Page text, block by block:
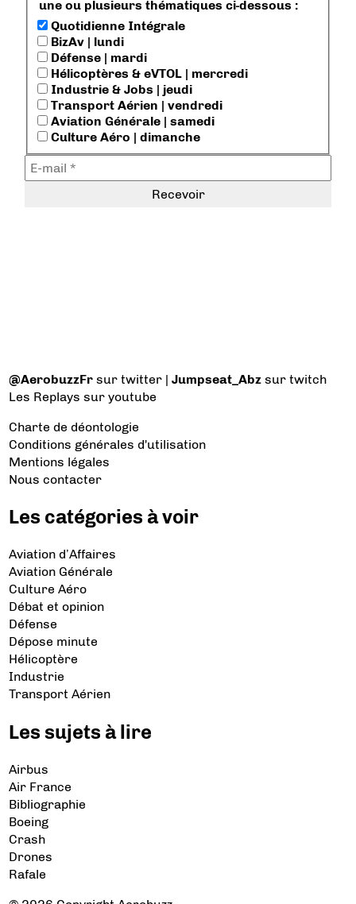
une ou plusieurs thématiques ci-dessous :
Quotidienne Intégrale
BizAv | lundi
Défense | mardi
Hélicoptères & eVTOL | mercredi
Industrie & Jobs | jeudi
Transport Aérien | vendredi
Aviation Générale | samedi
Culture Aéro | dimanche
@AerobuzzFr sur twitter |Jumpseat_Abz sur twitch
Les Replays sur youtube
Charte de déontologie
Conditions générales d'utilisation
Mentions légales
Nous contacter
Les catégories à voir
Aviation d’Affaires
Aviation Générale
Culture Aéro
Débat et opinion
Défense
Dépose minute
Hélicoptère
Industrie
Transport Aérien
Les sujets à lire
Airbus
Air France
Bibliographie
Boeing
Crash
Drones
Rafale